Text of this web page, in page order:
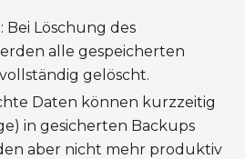
: Bei Löschung des
alle gespeicherten
gelöscht.
Daten können kurzzeitig
in gesicherten Backups
aber nicht mehr produktiv